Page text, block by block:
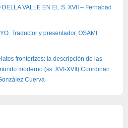
VALLE EN EL S. XVII – Ferhabad
Traductor y presentador, OSAMI
fronterizos: la descripción de las
moderno (ss. XVI-XVII) Coordinan
Cuerva